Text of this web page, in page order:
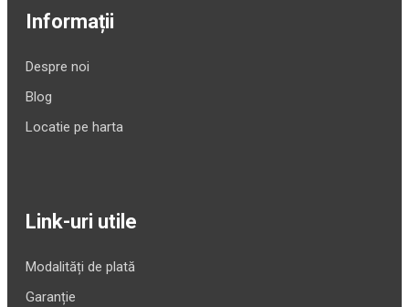
Informații
Despre noi
Blog
Locatie pe harta
Link-uri utile
Modalități de plată
Garanție